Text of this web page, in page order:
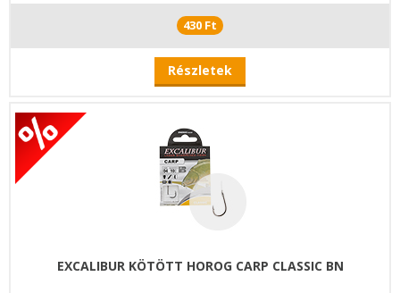
430 Ft
Részletek
EXCALIBUR KÖTÖTT HOROG CARP CLASSIC BN